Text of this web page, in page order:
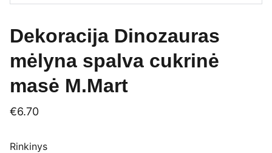
Dekoracija Dinozauras
mėlyna spalva cukrinė
masė M.Mart
€6.70
Rinkinys